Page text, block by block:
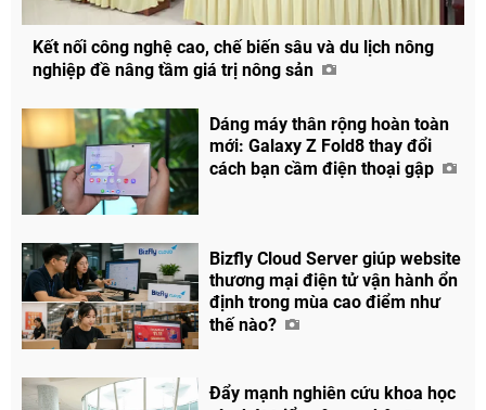
Kết nối công nghệ cao, chế biến sâu và du lịch nông
nghiệp đề nâng tầm giá trị nông sản
Dáng máy thân rộng hoàn toàn
mới: Galaxy Z Fold8 thay đổi
cách bạn cầm điện thoại gập
Bizfly Cloud Server giúp website
thương mại điện tử vận hành ổn
định trong mùa cao điểm như
thế nào?
Đẩy mạnh nghiên cứu khoa học